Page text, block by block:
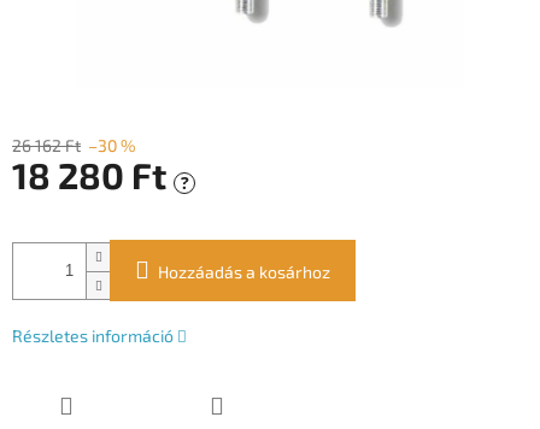
26 162 Ft –30 %
18 280 Ft ?
Hozzáadás a kosárhoz
Részletes információ